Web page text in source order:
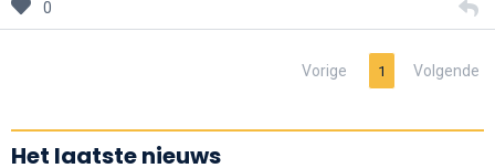
0
Vorige 1 Volgende
Het laatste nieuws